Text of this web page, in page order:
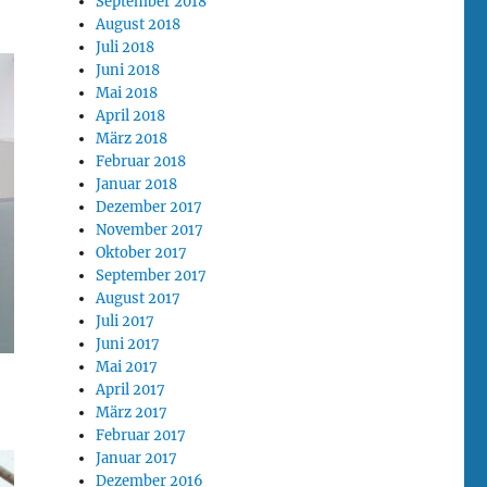
August 2018
Juli 2018
Juni 2018
Mai 2018
April 2018
März 2018
Februar 2018
Januar 2018
Dezember 2017
November 2017
Oktober 2017
September 2017
August 2017
Juli 2017
Juni 2017
Mai 2017
April 2017
März 2017
Februar 2017
Januar 2017
Dezember 2016